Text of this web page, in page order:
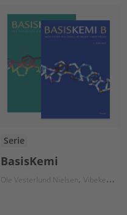
Serie
BasisKemi
Ole Vesterlund Nielsen Vibeke Axelsen